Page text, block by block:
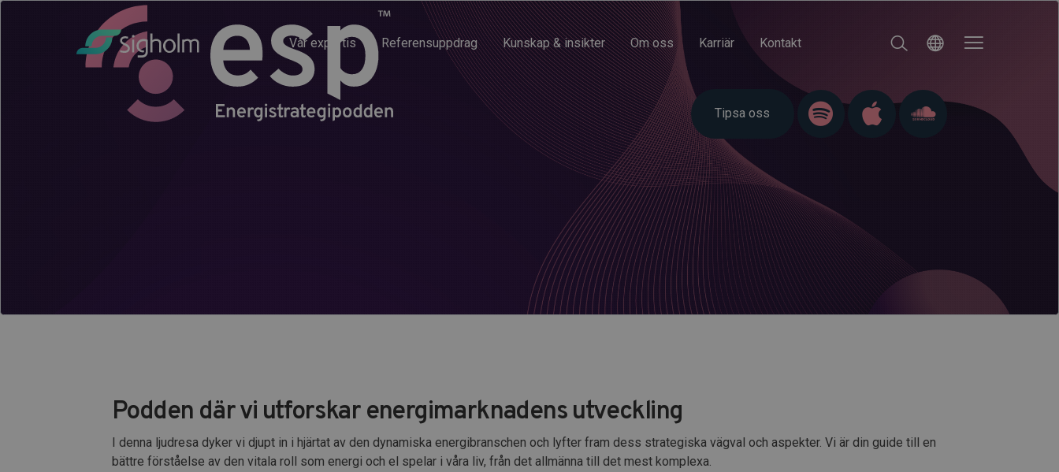
Vår expertis Referensuppdrag Kunskap & insikter Om oss Karriär Kontakt
Tipsa oss
Podden där vi utforskar energimarknadens utveckling
I denna ljudresa dyker vi djupt in i hjärtat av den dynamiska energibranschen och lyfter fram dess strategiska vägval och aspekter. Vi är din guide till en
bättre förståelse av den vitala roll som energi och el spelar i våra liv, från det allmänna till det mest komplexa.